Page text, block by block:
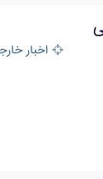
اخبار خارجی